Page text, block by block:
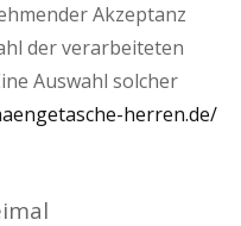
Akzeptanz
der verarbeiteten
Auswahl solcher
herren.de/